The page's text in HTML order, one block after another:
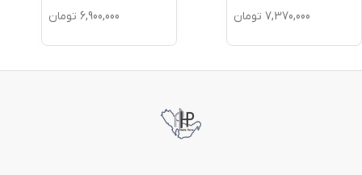
7,370,000 تومان 6,900,000 تومان